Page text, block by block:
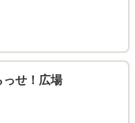
せ！広場